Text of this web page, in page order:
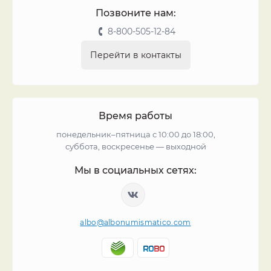
Позвоните нам:
8-800-505-12-84
Перейти в контакты
Время работы
понедельник–пятница с 10:00 до 18:00,
суббота, воскресенье — выходной
Мы в социальных сетях:
albo@albonumismatico.com